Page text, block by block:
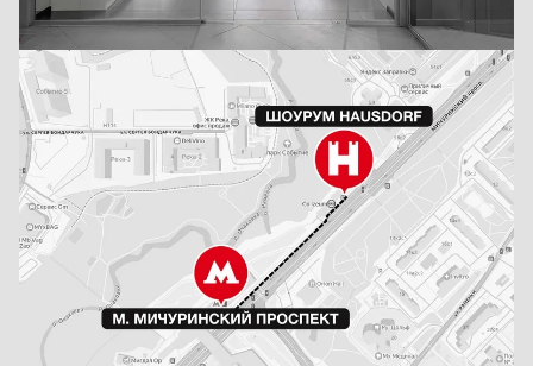
Электрические модели оснащены зонами быстрого нагрева Hi-Light,
девятью уровнями мощности, овальными и круглыми зонами расширения,
функцией ускоренного закипания.
Индукционные устройства с графической разметкой зон нагрева
оборудованы функцией Booster для кратковременного повышения
мощности, индикацией остаточного тепла, панелью управления
с дисплеем и таймером, функцией паузы для очистки поверхности
во время готовки.